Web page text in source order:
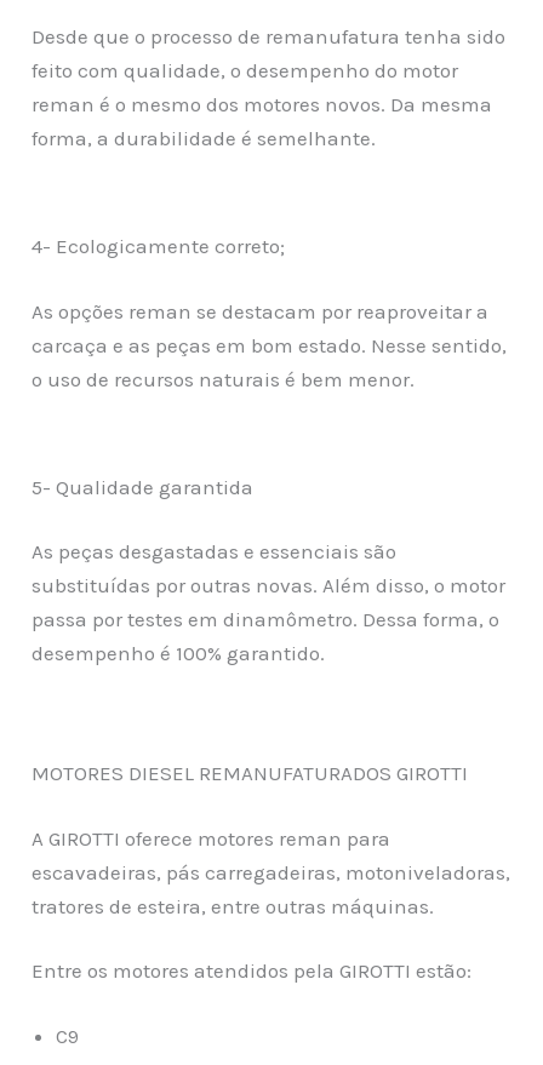
Desde que o processo de remanufatura tenha sido
feito com qualidade, o desempenho do motor
reman é o mesmo dos motores novos. Da mesma
forma, a durabilidade é semelhante.
4- Ecologicamente correto;
As opções reman se destacam por reaproveitar a
carcaça e as peças em bom estado. Nesse sentido,
o uso de recursos naturais é bem menor.
5- Qualidade garantida
As peças desgastadas e essenciais são
substituídas por outras novas. Além disso, o motor
passa por testes em dinamômetro. Dessa forma, o
desempenho é 100% garantido.
MOTORES DIESEL REMANUFATURADOS GIROTTI
A GIROTTI oferece motores reman para
escavadeiras, pás carregadeiras, motoniveladoras,
tratores de esteira, entre outras máquinas.
Entre os motores atendidos pela GIROTTI estão:
C9